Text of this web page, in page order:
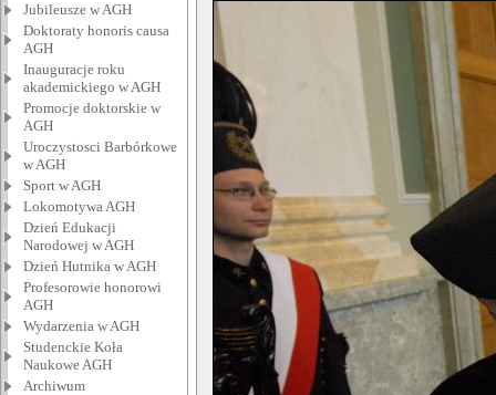
Jubileusze w AGH
Doktoraty honoris causa
AGH
Inauguracje roku
akademickiego w AGH
Promocje doktorskie w
AGH
Uroczystosci Barbórkowe
w AGH
Sport w AGH
Lokomotywa AGH
Dzień Edukacji
Narodowej w AGH
Dzień Hutnika w AGH
Profesorowie honorowi
AGH
Wydarzenia w AGH
Studenckie Koła
Naukowe AGH
Archiwum